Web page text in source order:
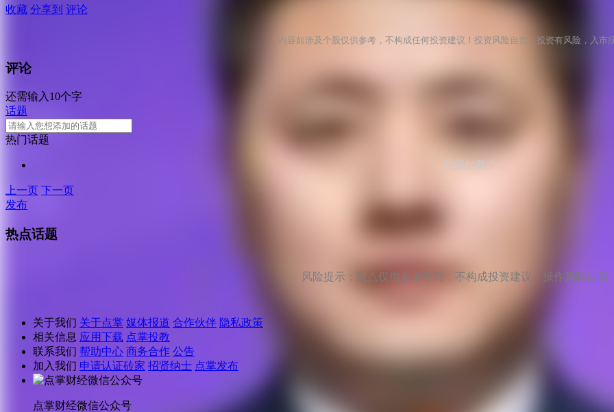
收藏 分享到 评论
内容如涉及个股仅供参考，不构成任何投资建议！投资风险自负。投资有风险，入市
评论
还需输入10个字
话题
热门话题
数据加载中...
上一页 下一页
发布
热点话题
风险提示：观点仅供参考学习，不构成投资建议，操作风险自担
关于我们 关于点掌 媒体报道 合作伙伴 隐私政策
相关信息 应用下载 点掌投教
联系我们 帮助中心 商务合作 公告
加入我们 申请认证砖家 招贤纳士 点掌发布
点掌财经微信公众号